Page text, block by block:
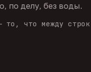
по делу, без воды.
то, что между